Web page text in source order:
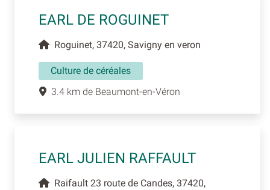
EARL DE ROGUINET
Roguinet, 37420, Savigny en veron
Culture de céréales
3.4 km de Beaumont-en-Véron
EARL JULIEN RAFFAULT
Raifault 23 route de Candes, 37420,